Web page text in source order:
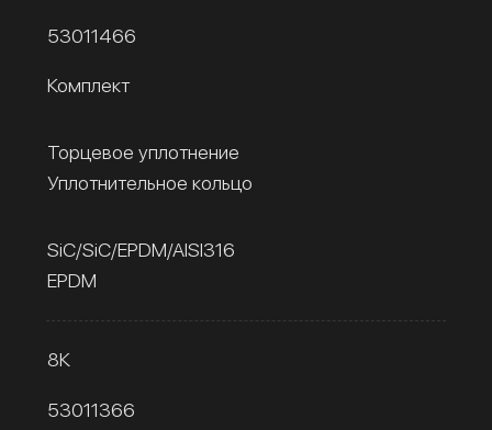
53011466
Комплект
Торцевое уплотнение
Уплотнительное кольцо
SiC/SiC/EPDM/AISI316
EPDM
8К
53011366